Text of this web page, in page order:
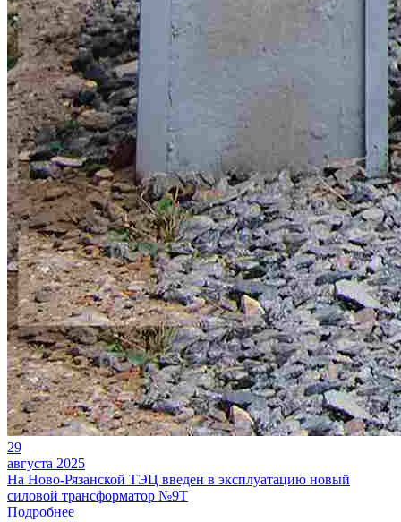
29
августа 2025
На Ново-Рязанской ТЭЦ введен в эксплуатацию новый
силовой трансформатор №9Т
Подробнее